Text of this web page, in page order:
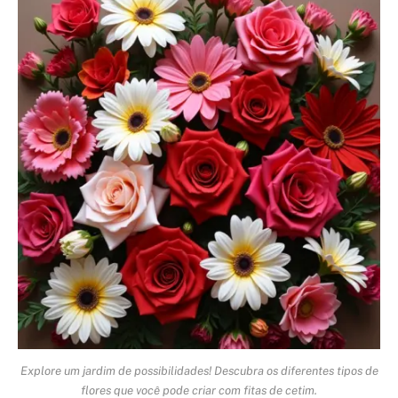
Explore um jardim de possibilidades! Descubra os diferentes tipos de
flores que você pode criar com fitas de cetim.